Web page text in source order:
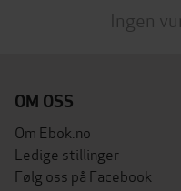
Ingen
OM OSS
Om Ebok.no
Ledige stillinger
Følg oss på Facebook